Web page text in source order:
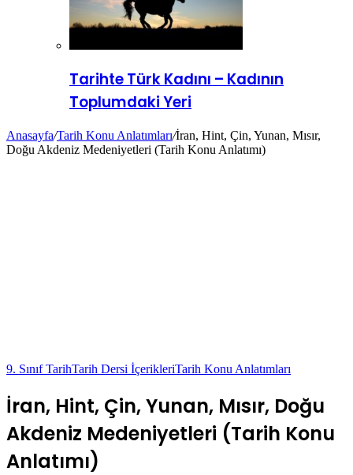
Tarihte Türk Kadını – Kadının
Toplumdaki Yeri
Anasayfa/Tarih Konu Anlatımları/İran, Hint, Çin, Yunan, Mısır,
Doğu Akdeniz Medeniyetleri (Tarih Konu Anlatımı)
9. Sınıf TarihTarih Dersi İçerikleriTarih Konu Anlatımları
İran, Hint, Çin, Yunan, Mısır, Doğu
Akdeniz Medeniyetleri (Tarih Konu
Anlatımı)